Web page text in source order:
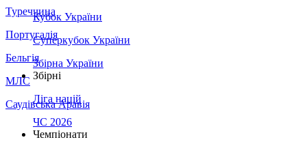
Туреччина
Португалія
Бельгія
МЛС
Саудівська Аравія
Кубок України
Суперкубок України
Збірна України
Збірні
Ліга націй
ЧС 2026
Чемпіонати